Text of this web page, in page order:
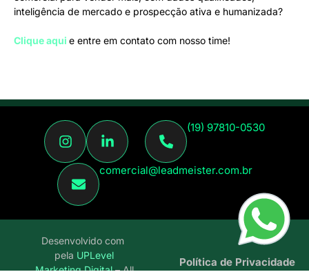
inteligência de mercado e prospecção ativa e humanizada?
Clique aqui e entre em contato com nosso time!
(19) 97810-0530
comercial@leadmeister.com.br
Desenvolvido com
pela UPLevel
Marketing Digital– All
Política de Privacidade